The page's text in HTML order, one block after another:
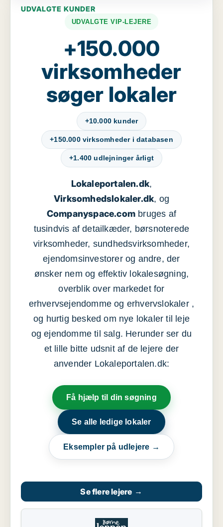
UDVALGTE KUNDER
UDVALGTE VIP-LEJERE
+150.000
virksomheder
søger lokaler
+10.000 kunder
+150.000 virksomheder i databasen
+1.400 udlejninger årligt
Lokaleportalen.dk,
Virksomhedslokaler.dk, og
Companyspace.com bruges af
tusindvis af detailkæder, børsnoterede
virksomheder, sundhedsvirksomheder,
ejendomsinvestorer og andre, der
ønsker nem og effektiv lokalesøgning,
overblik over markedet for
erhvervsejendomme og erhvervslokaler ,
og hurtig besked om nye lokaler til leje
og ejendomme til salg. Herunder ser du
et lille bitte udsnit af de lejere der
anvender Lokaleportalen.dk:
Få hjælp til din søgning
Se alle ledige lokaler
Eksempler på udlejere →
Se flere lejere →